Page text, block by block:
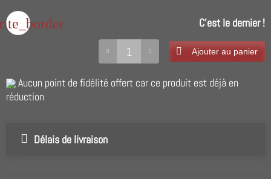
C'est le dernier !
Ajouter au panier
Aucun point de fidélité offert car ce produit est déjà en
réduction
Délais de livraison